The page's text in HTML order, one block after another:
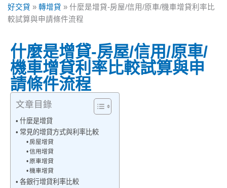
好交貸 » 轉增貸 » 什麼是增貸-房屋/信用/原車/機車增貸利率比
較試算與申請條件流程
什麼是增貸-房屋/信用/原車/
機車增貸利率比較試算與申
請條件流程
文章目錄
什麼是增貸
常見的增貸方式與利率比較
房屋增貸
信用增貸
原車增貸
機車增貸
各銀行增貸利率比較